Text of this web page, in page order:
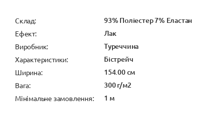
Cклад: 93% Поліестер 7% Еластан
Ефект: Лак
Виробник: Туреччина
Характеристики: Бістрейч
Ширина: 154.00 см
Вага: 300 г/м2
Мінімальне замовлення: 1 м